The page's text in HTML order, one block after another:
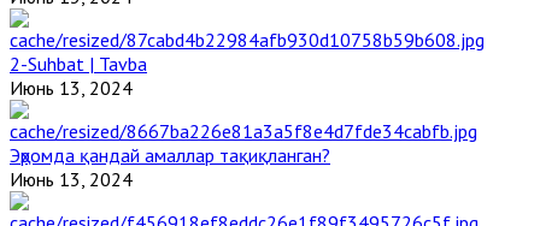
2-Suhbat | Tavba
Июнь 13, 2024
Эҳромда қандай амаллар тақиқланган?
Июнь 13, 2024